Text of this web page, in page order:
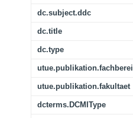
dc.subject.ddc
dc.title
dc.type
utue.publikation.fakultaet
dcterms.DCMIType